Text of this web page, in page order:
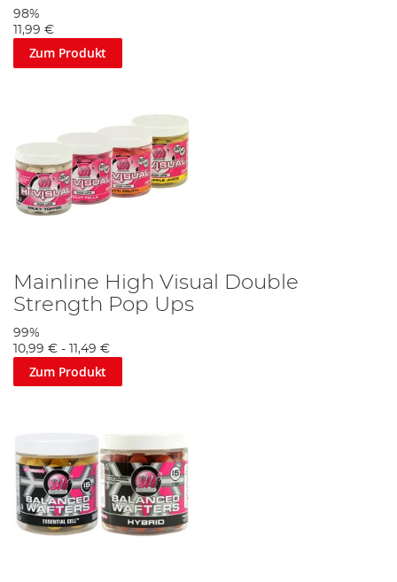
98%
11,99 €
Zum Produkt
Mainline High Visual Double
Strength Pop Ups
99%
10,99 € - 11,49 €
Zum Produkt